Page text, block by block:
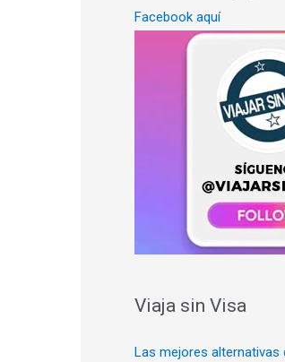
Facebook aquí
Viaja sin Visa
Las mejores